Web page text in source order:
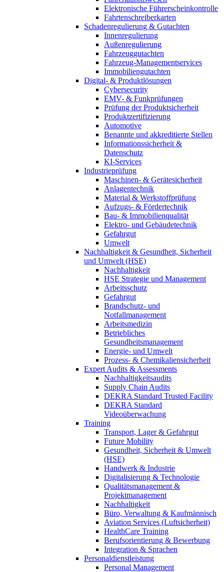
Elektronische Führerscheinkontrolle
Fahrtenschreiberkarten
Schadenregulierung & Gutachten
Innenregulierung
Außenregulierung
Fahrzeuggutachten
Fahrzeug-Managementservices
Immobiliengutachten
Digital- & Produktlösungen
Cybersecurity
EMV- & Funkprüfungen
Prüfung der Produktsicherheit
Produktzertifizierung
Automotive
Benannte und akkreditierte Stellen
Informationssicherheit &
Datenschutz
KI-Services
Industrieprüfung
Maschinen- & Gerätesicherheit
Anlagentechnik
Material & Werkstoffprüfung
Aufzugs- & Fördertechnik
Bau- & Immobilienqualität
Elektro- und Gebäudetechnik
Gefahrgut
Umwelt
Nachhaltigkeit & Gesundheit, Sicherheit
und Umwelt (HSE)
Nachhaltigkeit
HSE Strategie und Management
Arbeitsschutz
Gefahrgut
Brandschutz- und
Notfallmanagement
Arbeitsmedizin
Betriebliches
Gesundheitsmanagement
Energie- und Umwelt
Prozess- & Chemikaliensicherheit
Expert Audits & Assessments
Nachhaltigkeitsaudits
Supply Chain Audits
DEKRA Standard Trusted Facility
DEKRA Standard
Videoüberwachung
Training
Transport, Lager & Gefahrgut
Future Mobility
Gesundheit, Sicherheit & Umwelt
(HSE)
Handwerk & Industrie
Digitalisierung & Technologie
Qualitätsmanagement &
Projektmanagement
Nachhaltigkeit
Büro, Verwaltung & Kaufmännisch
Aviation Services (Luftsicherheit)
HealthCare Training
Berufsorientierung & Bewerbung
Integration & Sprachen
Personaldienstleistung
Personal Management